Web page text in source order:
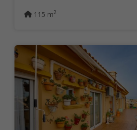
115 m2